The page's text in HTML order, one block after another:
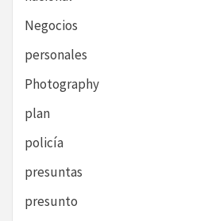
Negocios
personales
Photography
plan
policía
presuntas
presunto